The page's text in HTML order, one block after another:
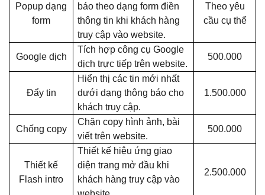
Popup dạng
form
báo theo dạng form điền
thông tin khi khách hàng
truy cập vào website.
Theo yêu
cầu cụ thể
Google dịch
Tích hợp công cụ Google
dịch trực tiếp trên website.
500.000
Đẩy tin
Hiển thị các tin mới nhất
dưới dạng thông báo cho
khách truy cập.
1.500.000
Chống copy
Chặn copy hình ảnh, bài
viết trên website.
500.000
Thiết kế
Flash intro
Thiết kế hiệu ứng giao
diện trang mở đầu khi
khách hàng truy cập vào
2.500.000